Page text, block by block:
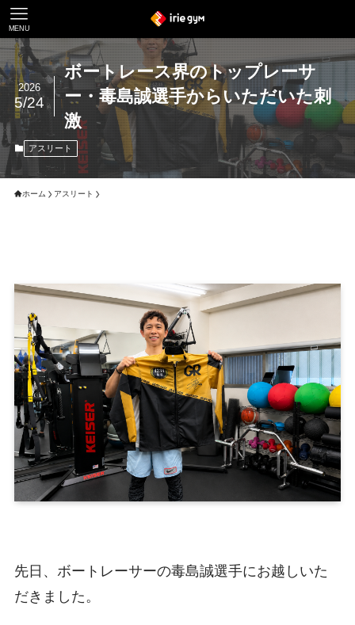
MENU
ボートレース界のトップレーサ
ー・毒島誠選手からいただいた刺
激
2026
5/24
アスリート
ホーム アスリート
先日、ボートレーサーの毒島誠選手にお越しいた
だきました。